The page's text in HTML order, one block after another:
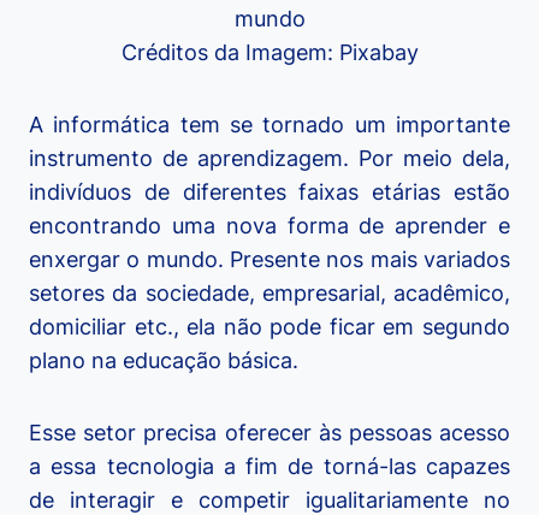
mundo
Créditos da Imagem: Pixabay
A informática tem se tornado um importante
instrumento de aprendizagem. Por meio dela,
indivíduos de diferentes faixas etárias estão
encontrando uma nova forma de aprender e
enxergar o mundo. Presente nos mais variados
setores da sociedade, empresarial, acadêmico,
domiciliar etc., ela não pode ficar em segundo
plano na educação básica.
Esse setor precisa oferecer às pessoas acesso
a essa tecnologia a fim de torná-las capazes
de interagir e competir igualitariamente no